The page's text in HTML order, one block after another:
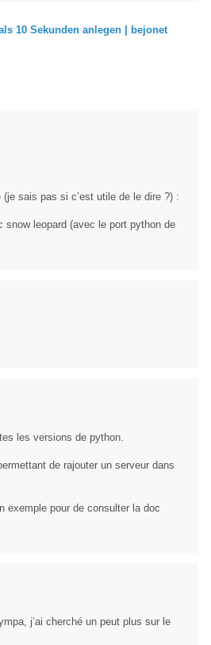
10 Sekunden anlegen | bejonet
sais pas si c’est utile de le dire ?) :
leopard (avec le port python de
les versions de python.
de rajouter un serveur dans
exemple pour de consulter la doc
j’ai cherché un peut plus sur le